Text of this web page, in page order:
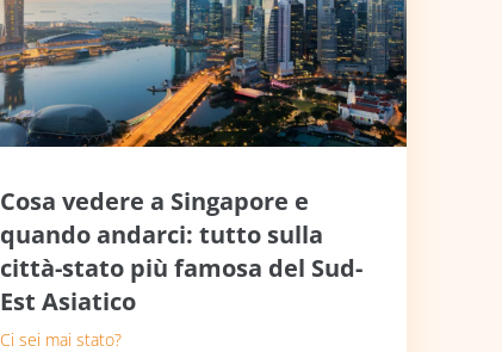
Cosa vedere a Singapore e
quando andarci: tutto sulla
città-stato più famosa del Sud-
Est Asiatico
Ci sei mai stato?